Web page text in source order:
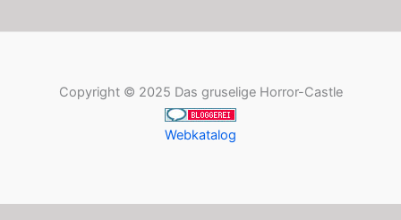
Copyright © 2025 Das gruselige Horror-Castle
Webkatalog